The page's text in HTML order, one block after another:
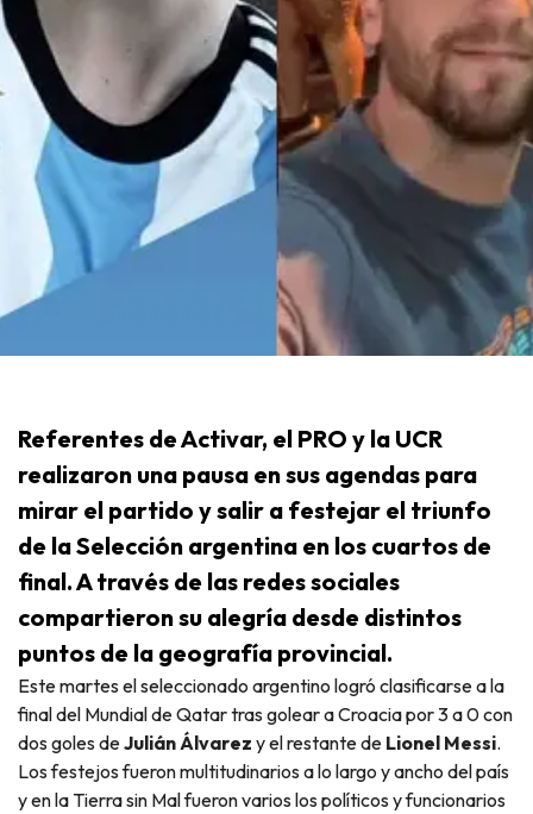
Referentes de Activar, el PRO y la UCR
realizaron una pausa en sus agendas para
mirar el partido y salir a festejar el triunfo
de la Selección argentina en los cuartos de
final. A través de las redes sociales
compartieron su alegría desde distintos
puntos de la geografía provincial.
Este martes el seleccionado argentino logró clasificarse a la
final del Mundial de Qatar tras golear a Croacia por 3 a 0 con
dos goles deJulián Álvarez y el restante de Lionel Messi.
Los festejos fueron multitudinarios a lo largo y ancho del país
y en la Tierra sin Mal fueron varios los políticos y funcionarios